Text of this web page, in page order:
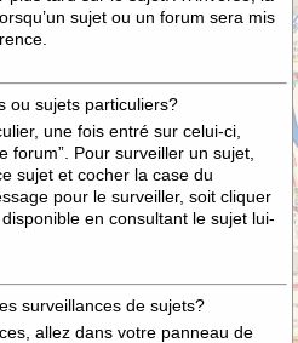
sujet ou un forum sera mis
ou sujets particuliers?
une fois entré sur celui-ci,
forum”. Pour surveiller un sujet,
sujet et cocher la case du
pour le surveiller, soit cliquer
en consultant le sujet lui-
surveillances de sujets?
allez dans votre panneau de